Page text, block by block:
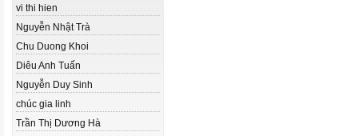
vi thi hien
Nguyễn Nhật Trà
Chu Duong Khoi
Diêu Anh Tuấn
Nguyễn Duy Sinh
chúc gia linh
Trần Thị Dương Hà